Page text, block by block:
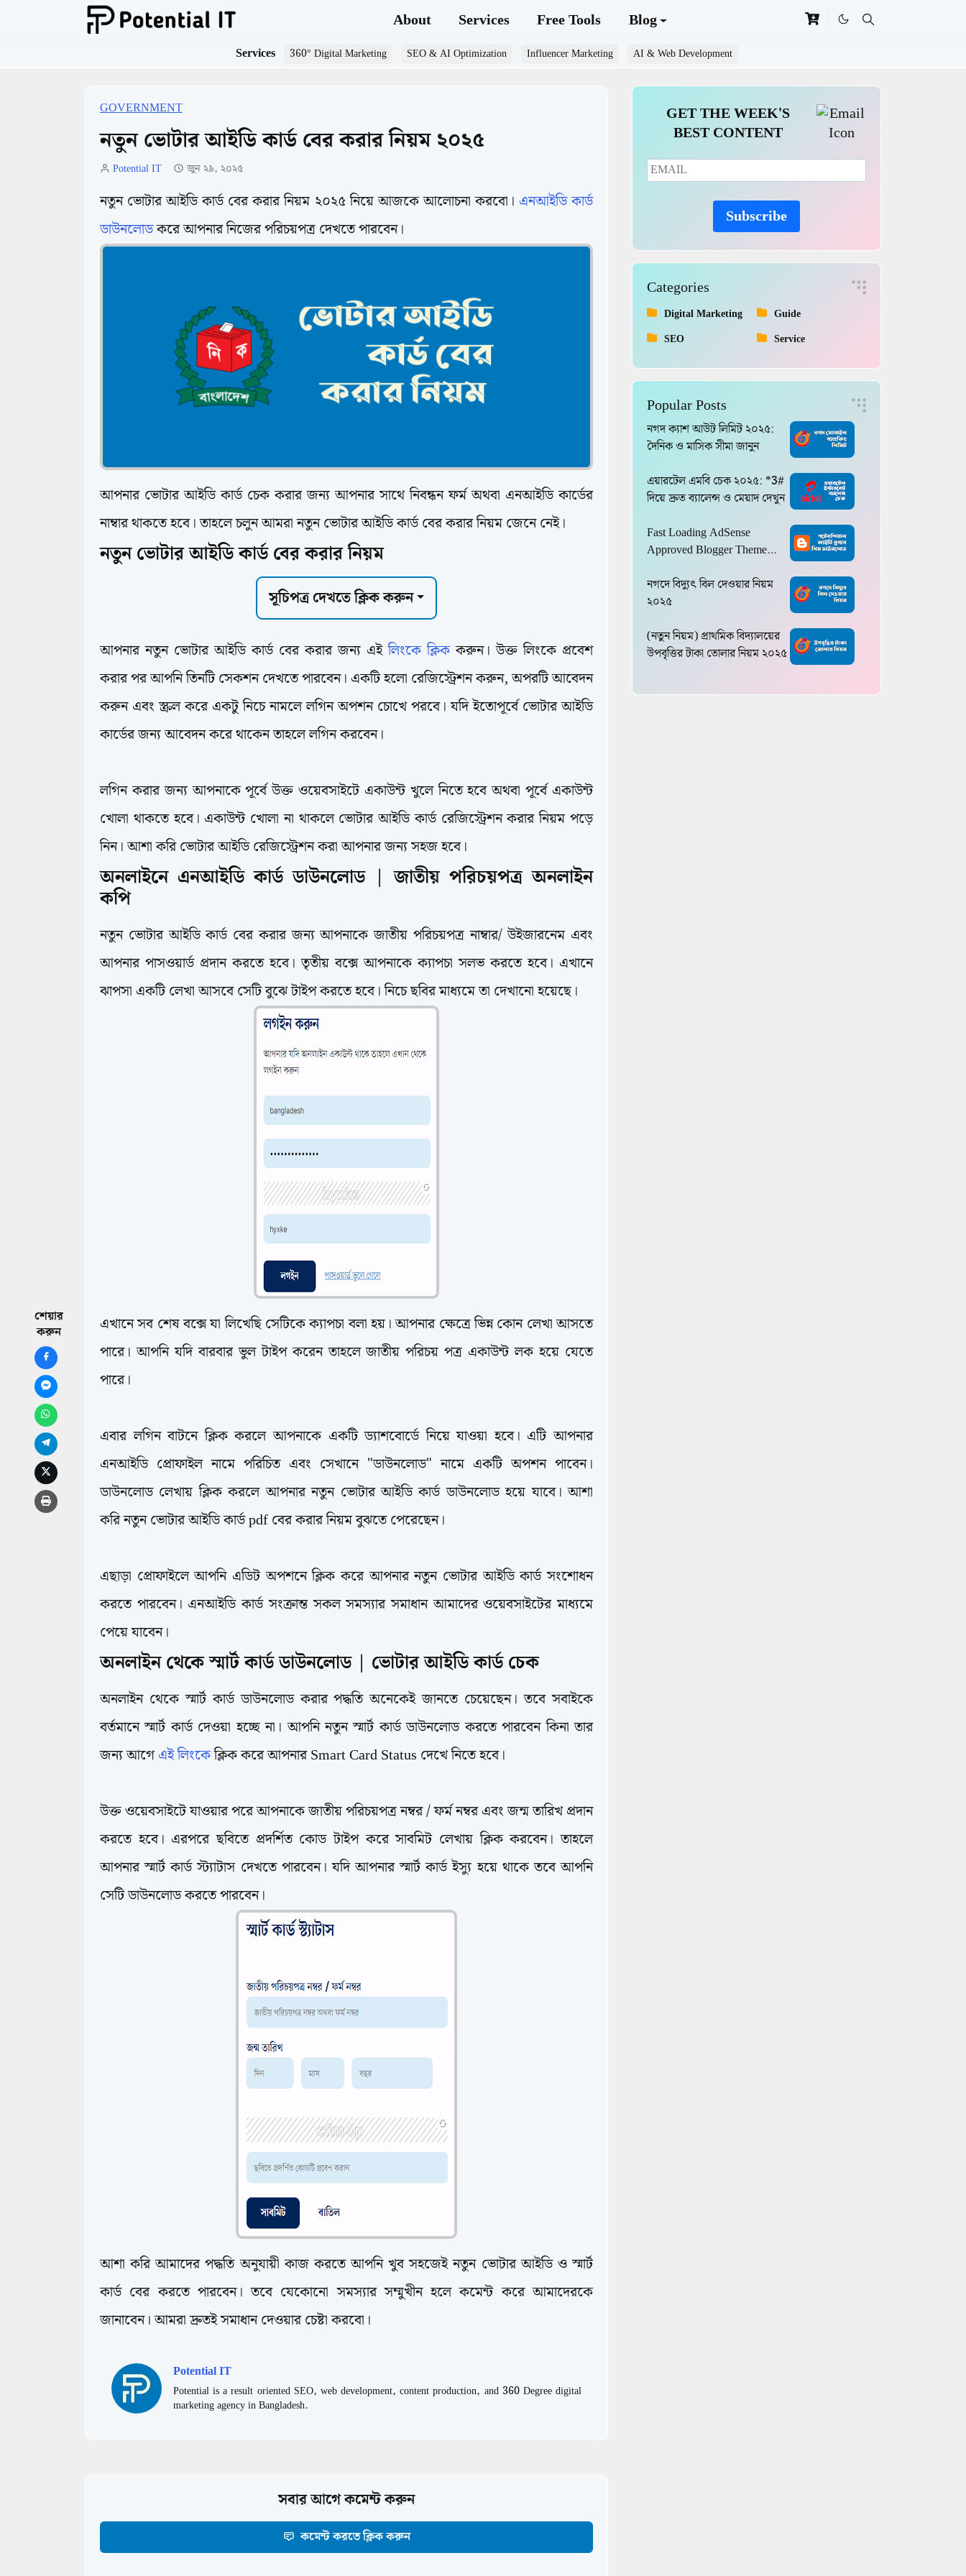
About Services Free Tools Blog
Services 360° Digital Marketing SEO & AI Optimization Influencer Marketing AI & Web Development
GOVERNMENT
নতুন ভোটার আইডি কার্ড বের করার নিয়ম ২০২৫
Potential IT জুন ২৯, ২০২৫
নতুন ভোটার আইডি কার্ড বের করার নিয়ম ২০২৫ নিয়ে আজকে আলোচনা করবো। এনআইডি কার্ড
ডাউনলোডকরে আপনার নিজের পরিচয়পত্র দেখতে পারবেন।
আপনার ভোটার আইডি কার্ড চেক করার জন্য আপনার সাথে নিবন্ধন ফর্ম অথবা এনআইডি কার্ডের
নাম্বার থাকতে হবে। তাহলে চলুন আমরা নতুন ভোটার আইডি কার্ড বের করার নিয়ম জেনে নেই।
নতুন ভোটার আইডি কার্ড বের করার নিয়ম
সূচিপত্র দেখতে ক্লিক করুন
আপনার নতুন ভোটার আইডি কার্ড বের করার জন্য এইলিংকে ক্লিককরুন। উক্ত লিংকে প্রবেশ
করার পর আপনি তিনটি সেকশন দেখতে পারবেন। একটি হলো রেজিস্ট্রেশন করুন, অপরটি আবেদন
করুন এবং স্ক্রল করে একটু নিচে নামলে লগিন অপশন চোখে পরবে। যদি ইতোপূর্বে ভোটার আইডি
কার্ডের জন্য আবেদন করে থাকেন তাহলে লগিন করবেন।
Government
লগিন করার জন্য আপনাকে পূর্বে উক্ত ওয়েবসাইটে একাউন্ট খুলে নিতে হবে অথবা পূর্বে একাউন্ট
খোলা থাকতে হবে। একাউন্ট খোলা না থাকলে ভোটার আইডি কার্ড রেজিস্ট্রেশন করার নিয়ম পড়ে
নিন। আশা করি ভোটার আইডি রেজিস্ট্রেশন করা আপনার জন্য সহজ হবে।
অনলাইনে এনআইডি কার্ড ডাউনলোড | জাতীয় পরিচয়পত্র অনলাইন
কপি
নতুন ভোটার আইডি কার্ড বের করার জন্য আপনাকে জাতীয় পরিচয়পত্র নাম্বার/ উইজারনেম এবং
আপনার পাসওয়ার্ড প্রদান করতে হবে। তৃতীয় বক্সে আপনাকে ক্যাপচা সলভ করতে হবে। এখানে
ঝাপসা একটি লেখা আসবে সেটি বুঝে টাইপ করতে হবে। নিচে ছবির মাধ্যমে তা দেখানো হয়েছে।
এখানে সব শেষ বক্সে যা লিখেছি সেটিকে ক্যাপচা বলা হয়। আপনার ক্ষেত্রে ভিন্ন কোন লেখা আসতে
পারে। আপনি যদি বারবার ভুল টাইপ করেন তাহলে জাতীয় পরিচয় পত্র একাউন্ট লক হয়ে যেতে
পারে।
এবার লগিন বাটনে ক্লিক করলে আপনাকে একটি ড্যাশবোর্ডে নিয়ে যাওয়া হবে। এটি আপনার
এনআইডি প্রোফাইল নামে পরিচিত এবং সেখানে "ডাউনলোড" নামে একটি অপশন পাবেন।
ডাউনলোড লেখায় ক্লিক করলে আপনার নতুন ভোটার আইডি কার্ড ডাউনলোড হয়ে যাবে। আশা
করি নতুন ভোটার আইডি কার্ড pdf বের করার নিয়ম বুঝতে পেরেছেন।
এছাড়া প্রোফাইলে আপনি এডিট অপশনে ক্লিক করে আপনার নতুন ভোটার আইডি কার্ড সংশোধন
করতে পারবেন। এনআইডি কার্ড সংক্রান্ত সকল সমস্যার সমাধান আমাদের ওয়েবসাইটের মাধ্যমে
পেয়ে যাবেন।
অনলাইন থেকে স্মার্ট কার্ড ডাউনলোড | ভোটার আইডি কার্ড চেক
অনলাইন থেকে স্মার্ট কার্ড ডাউনলোড করার পদ্ধতি অনেকেই জানতে চেয়েছেন। তবে সবাইকে
বর্তমানে স্মার্ট কার্ড দেওয়া হচ্ছে না। আপনি নতুন স্মার্ট কার্ড ডাউনলোড করতে পারবেন কিনা তার
জন্য আগেএই লিংকেক্লিক করে আপনার Smart Card Status দেখে নিতে হবে।
উক্ত ওয়েবসাইটে যাওয়ার পরে আপনাকে জাতীয় পরিচয়পত্র নম্বর / ফর্ম নম্বর এবং জন্ম তারিখ প্রদান
করতে হবে। এরপরে ছবিতে প্রদর্শিত কোড টাইপ করে সাবমিট লেখায় ক্লিক করবেন। তাহলে
আপনার স্মার্ট কার্ড স্ট্যাটাস দেখতে পারবেন। যদি আপনার স্মার্ট কার্ড ইস্যু হয়ে থাকে তবে আপনি
সেটি ডাউনলোড করতে পারবেন।
আশা করি আমাদের পদ্ধতি অনুযায়ী কাজ করতে আপনি খুব সহজেই নতুন ভোটার আইডি ও স্মার্ট
কার্ড বের করতে পারবেন। তবে যেকোনো সমস্যার সম্মুখীন হলে কমেন্ট করে আমাদেরকে
জানাবেন। আমরা দ্রুতই সমাধান দেওয়ার চেষ্টা করবো।
শেয়ার
করুন
Potential IT
Potential is a result oriented SEO, web development, content production, and 360 Degree digital
marketing agency in Bangladesh.
সবার আগে কমেন্ট করুন
কমেন্ট করতে ক্লিক করুন
GET THE WEEK'S
BEST CONTENT
Subscribe
Categories
Digital Marketing
Guide
SEO
Service
Popular Posts
নগদ ক্যাশ আউট লিমিট ২০২৫:
দৈনিক ও মাসিক সীমা জানুন
এয়ারটেল এমবি চেক ২০২৫: *3#
দিয়ে দ্রুত ব্যালেন্স ও মেয়াদ দেখুন
Fast Loading AdSense
Approved Blogger Theme
নগদে বিদ্যুৎ বিল দেওয়ার নিয়ম
২০২৫
(নতুন নিয়ম) প্রাথমিক বিদ্যালয়ের
উপবৃত্তির টাকা তোলার নিয়ম ২০২৫